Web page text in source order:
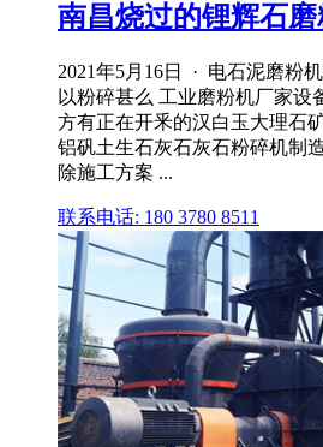
南昌烧过的锂辉石磨
2021年5月16日 · 电石泥磨粉
以粉碎甚么 工业磨粉机厂家设
方有正在开釆的汉白玉大理石
铝矾土生石灰石灰石粉碎机制
除施工方案 ...
联系电话: 180 3780 8511